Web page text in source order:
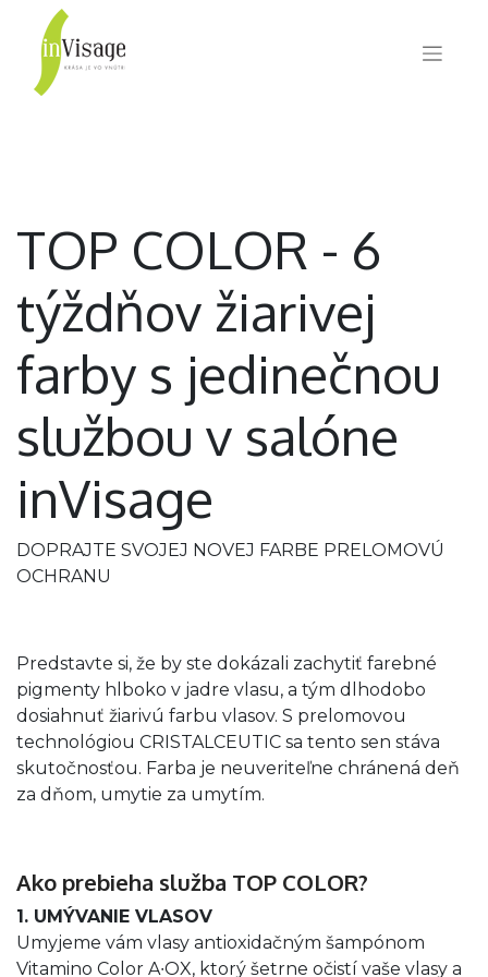
TOP COLOR - 6
týždňov žiarivej
farby s jedinečnou
službou v salóne
inVisage
DOPRAJTE SVOJEJ NOVEJ FARBE PRELOMOVÚ
OCHRANU
Predstavte si, že by ste dokázali zachytiť farebné
pigmenty hlboko v jadre vlasu, a tým dlhodobo
dosiahnuť žiarivú farbu vlasov. S prelomovou
technológiou CRISTALCEUTIC sa tento sen stáva
skutočnosťou. Farba je neuveriteľne chránená deň
za dňom, umytie za umytím.
Ako prebieha služba TOP COLOR?
1. UMÝVANIE VLASOV
Umyjeme vám vlasy antioxidačným šampónom
Vitamino Color A∙OX, ktorý šetrne očistí vaše vlasy a